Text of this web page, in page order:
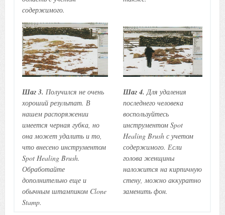
содержимого.
Шаг 3. Получился не очень
хороший результат. В
нашем распоряжении
имеется черная губка, но
она может удалить и то,
что внесено инструментом
Spot Healing Brush.
Обработайте
дополнительно еще и
обычным штампиком Clone
Stamp.
Шаг 4. Для удаления
последнего человека
воспользуйтесь
инструментом Spot
Healing Brush с учетом
содержимого. Если
голова женщины
наложится на кирпичную
стену, можно аккуратно
заменить фон.